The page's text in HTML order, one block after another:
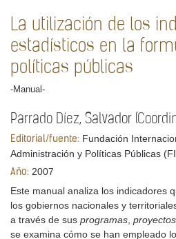
La utilización de los
estadísticos en la
políticas públicas
-Manual-
Parrado Díez, Salvador
Editorial/fuente: Fundación
Administración y Políticas Públicas
Año: 2007
Este manual analiza los indicadores
los gobiernos nacionales y
a través de sus programas proyectos
se examina cómo se han empleado